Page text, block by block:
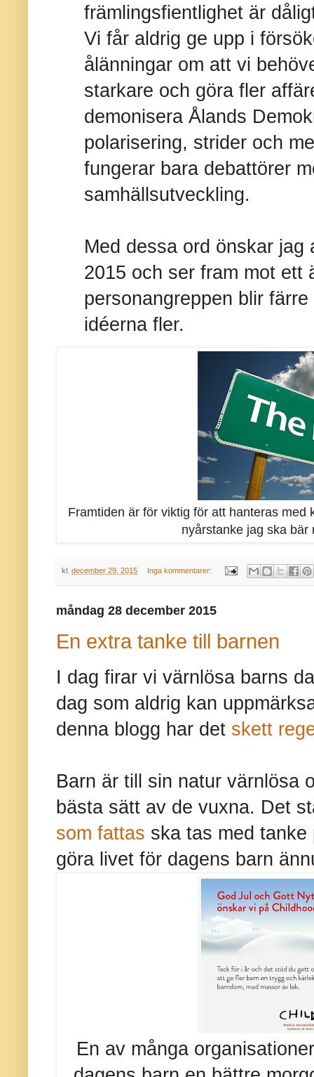
främlingsfientlighet är
Vi får aldrig ge upp i
ålänningar om att vi
starkare och göra fler
demonisera Ålands
polarisering, strider och
fungerar bara debattörer
samhällsutveckling.
Med dessa ord önskar
2015 och ser fram mot ett
personangreppen blir
idéerna fler.
Framtiden är för viktig för att hanteras
nyårstanke jag ska bär
kl. december 29, 2015 Inga kommentarer:
måndag 28 december 2015
En extra tanke till barnen
I dag firar vi värnlösa barns
dag som aldrig kan
denna blogg har det skett
Barn är till sin natur värnlösa
bästa sätt av de vuxna. Det
som fattas ska tas med
göra livet för dagens barn
En av många